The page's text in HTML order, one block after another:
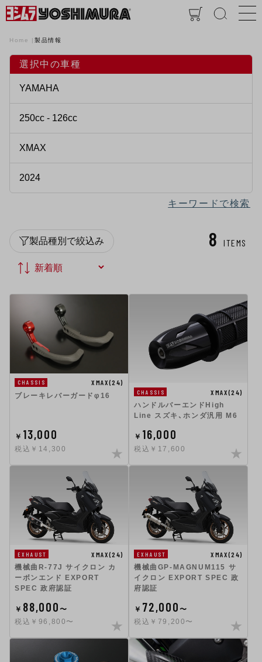
Home 製品情報
選択中の車種
キーワードで検索
8 ITEMS
製品種別で絞込み
CHASSIS
XMAX(24)
ブレーキレバーガードφ16
￥ 13,000
税込￥14,300
CHASSIS
XMAX(24)
ハンドルバーエンドHigh
Line スズキ、ホンダ汎用 M6
￥ 16,000
税込￥17,600
EXHAUST
XMAX(24)
機械曲R-77J サイクロン カ
ーボンエンド EXPORT
SPEC 政府認証
￥ 88,000〜
税込￥96,800〜
EXHAUST
XMAX(24)
機械曲GP-MAGNUM115 サ
イクロン EXPORT SPEC 政
府認証
￥ 72,000〜
税込￥79,200〜